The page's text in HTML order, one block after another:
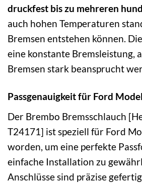
druckfest bis zu mehreren
auch hohen Temperaturen
Bremsen entstehen können.
eine konstante Bremsleistung,
Bremsen stark beansprucht
Passgenauigkeit für Ford
Der Brembo Bremsschlauch
T24171] ist speziell für Ford
worden, um eine perfekte
einfache Installation zu
Anschlüsse sind präzise